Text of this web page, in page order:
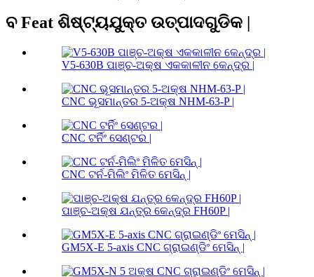
ବ Feat ଶିଷ୍ଟ୍ୟଯୁକ୍ତ ଉତ୍ପାଦଗୁଡିକ |
V5-630B ପାଞ୍ଚ-ଅକ୍ଷ ଏକକାଳୀନ କେନ୍ଦ୍ର |
CNC ଭୂସମାନ୍ତର 5-ଅକ୍ଷ NHM-63-P |
CNC ଟର୍ନିଂ ସେଣ୍ଟର |
CNC ଟର୍ନ-ମିଲିଂ ମିଳିତ ମେସିନ୍ |
ପାଞ୍ଚ-ଅକ୍ଷ ଯନ୍ତ୍ର କେନ୍ଦ୍ର FH60P |
GM5X-E 5-axis CNC ଗ୍ରାଇଣ୍ଡିଂ ମେସିନ୍ |